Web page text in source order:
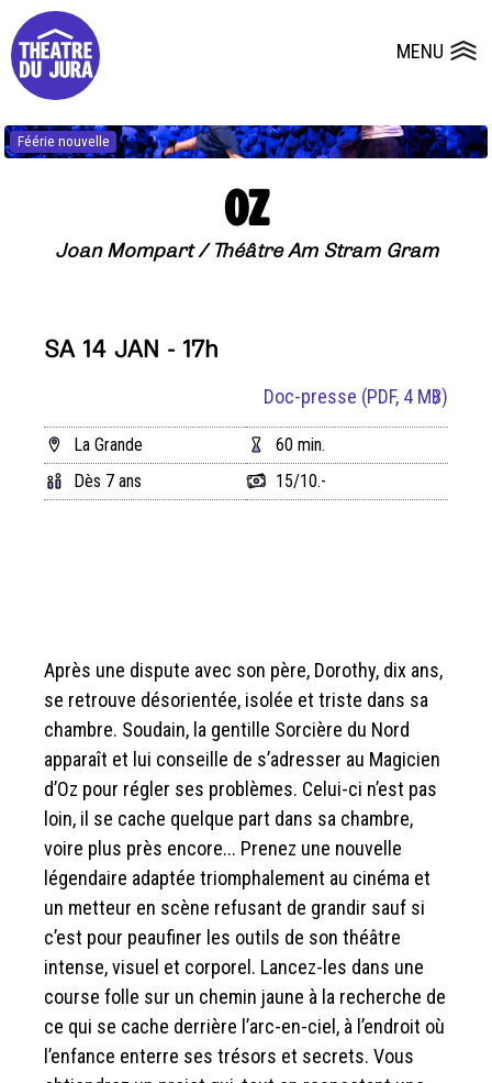
MENU
Presse
Salles
Dépôts de dossiers
Féérie nouvelle
OZ
Joan Mompart / Théâtre Am Stram Gram
Après une dispute avec son père, Dorothy, dix ans,
se retrouve désorientée, isolée et triste dans sa
chambre. Soudain, la gentille Sorcière du Nord
apparaît et lui conseille de s’adresser au Magicien
d’Oz pour régler ses problèmes. Celui-ci n’est pas
loin, il se cache quelque part dans sa chambre,
voire plus près encore... Prenez une nouvelle
légendaire adaptée triomphalement au cinéma et
un metteur en scène refusant de grandir sauf si
c’est pour peaufiner les outils de son théâtre
intense, visuel et corporel. Lancez-les dans une
course folle sur un chemin jaune à la recherche de
ce qui se cache derrière l’arc-en-ciel, à l’endroit où
l’enfance enterre ses trésors et secrets. Vous
Doc-presse (PDF, 4 MB)
SA 14 JAN - 17h
La Grande
60 min.
Dès 7 ans
15/10.-